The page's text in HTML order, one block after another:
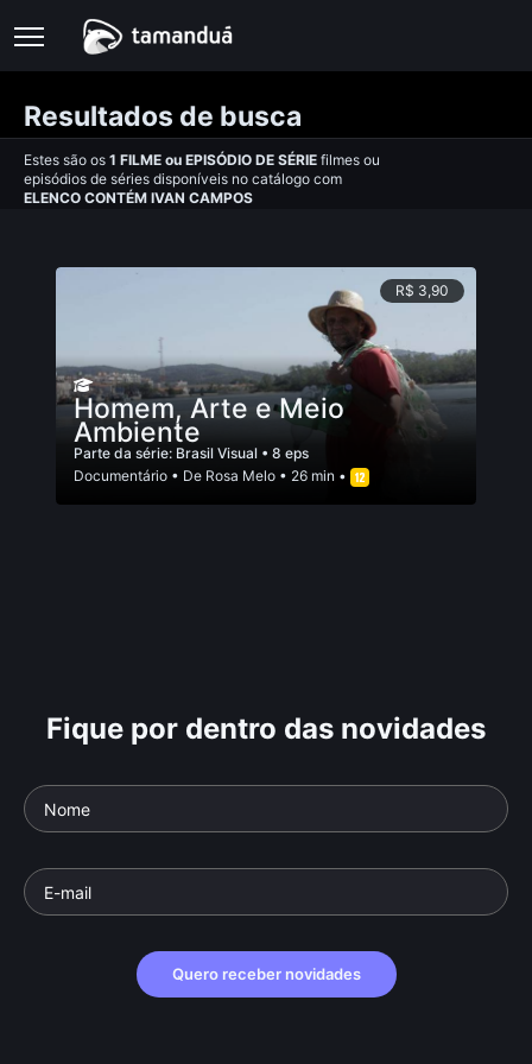
Resultados de busca
Estes são os 1 FILME ou EPISÓDIO DE SÉRIE filmes ou
episódios de séries disponíveis no catálogo com
ELENCO CONTÉM IVAN CAMPOS
R$ 3,90
Homem, Arte e Meio
Ambiente
Parte da série: Brasil Visual • 8 eps
Documentário • De Rosa Melo • 26 min •
Fique por dentro das novidades
Quero receber novidades